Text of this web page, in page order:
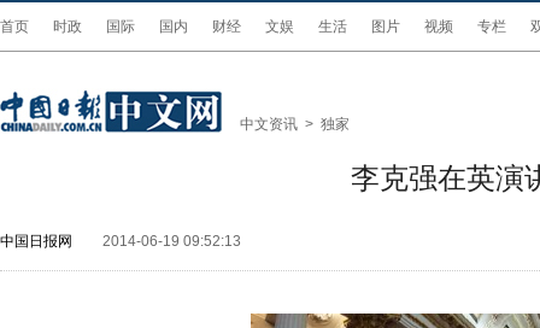
首页 时政 国际 国内 财经 文娱 生活 图片 视频 专栏
中文资讯 > 独家
李克强在英演
中国日报网 2014-06-19 09:52:13